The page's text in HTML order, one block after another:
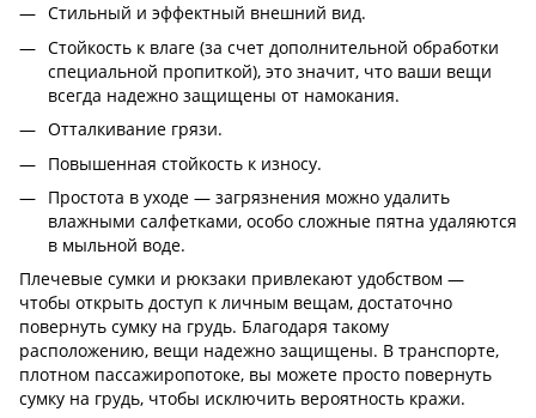
Стильный и эффектный внешний вид.
Стойкость к влаге (за счет дополнительной обработки
специальной пропиткой), это значит, что ваши вещи
всегда надежно защищены от намокания.
Отталкивание грязи.
Повышенная стойкость к износу.
Простота в уходе — загрязнения можно удалить
влажными салфетками, особо сложные пятна удаляются
в мыльной воде.
Плечевые сумки и рюкзаки привлекают удобством —
чтобы открыть доступ к личным вещам, достаточно
повернуть сумку на грудь. Благодаря такому
расположению, вещи надежно защищены. В транспорте,
плотном пассажиропотоке, вы можете просто повернуть
сумку на грудь, чтобы исключить вероятность кражи.